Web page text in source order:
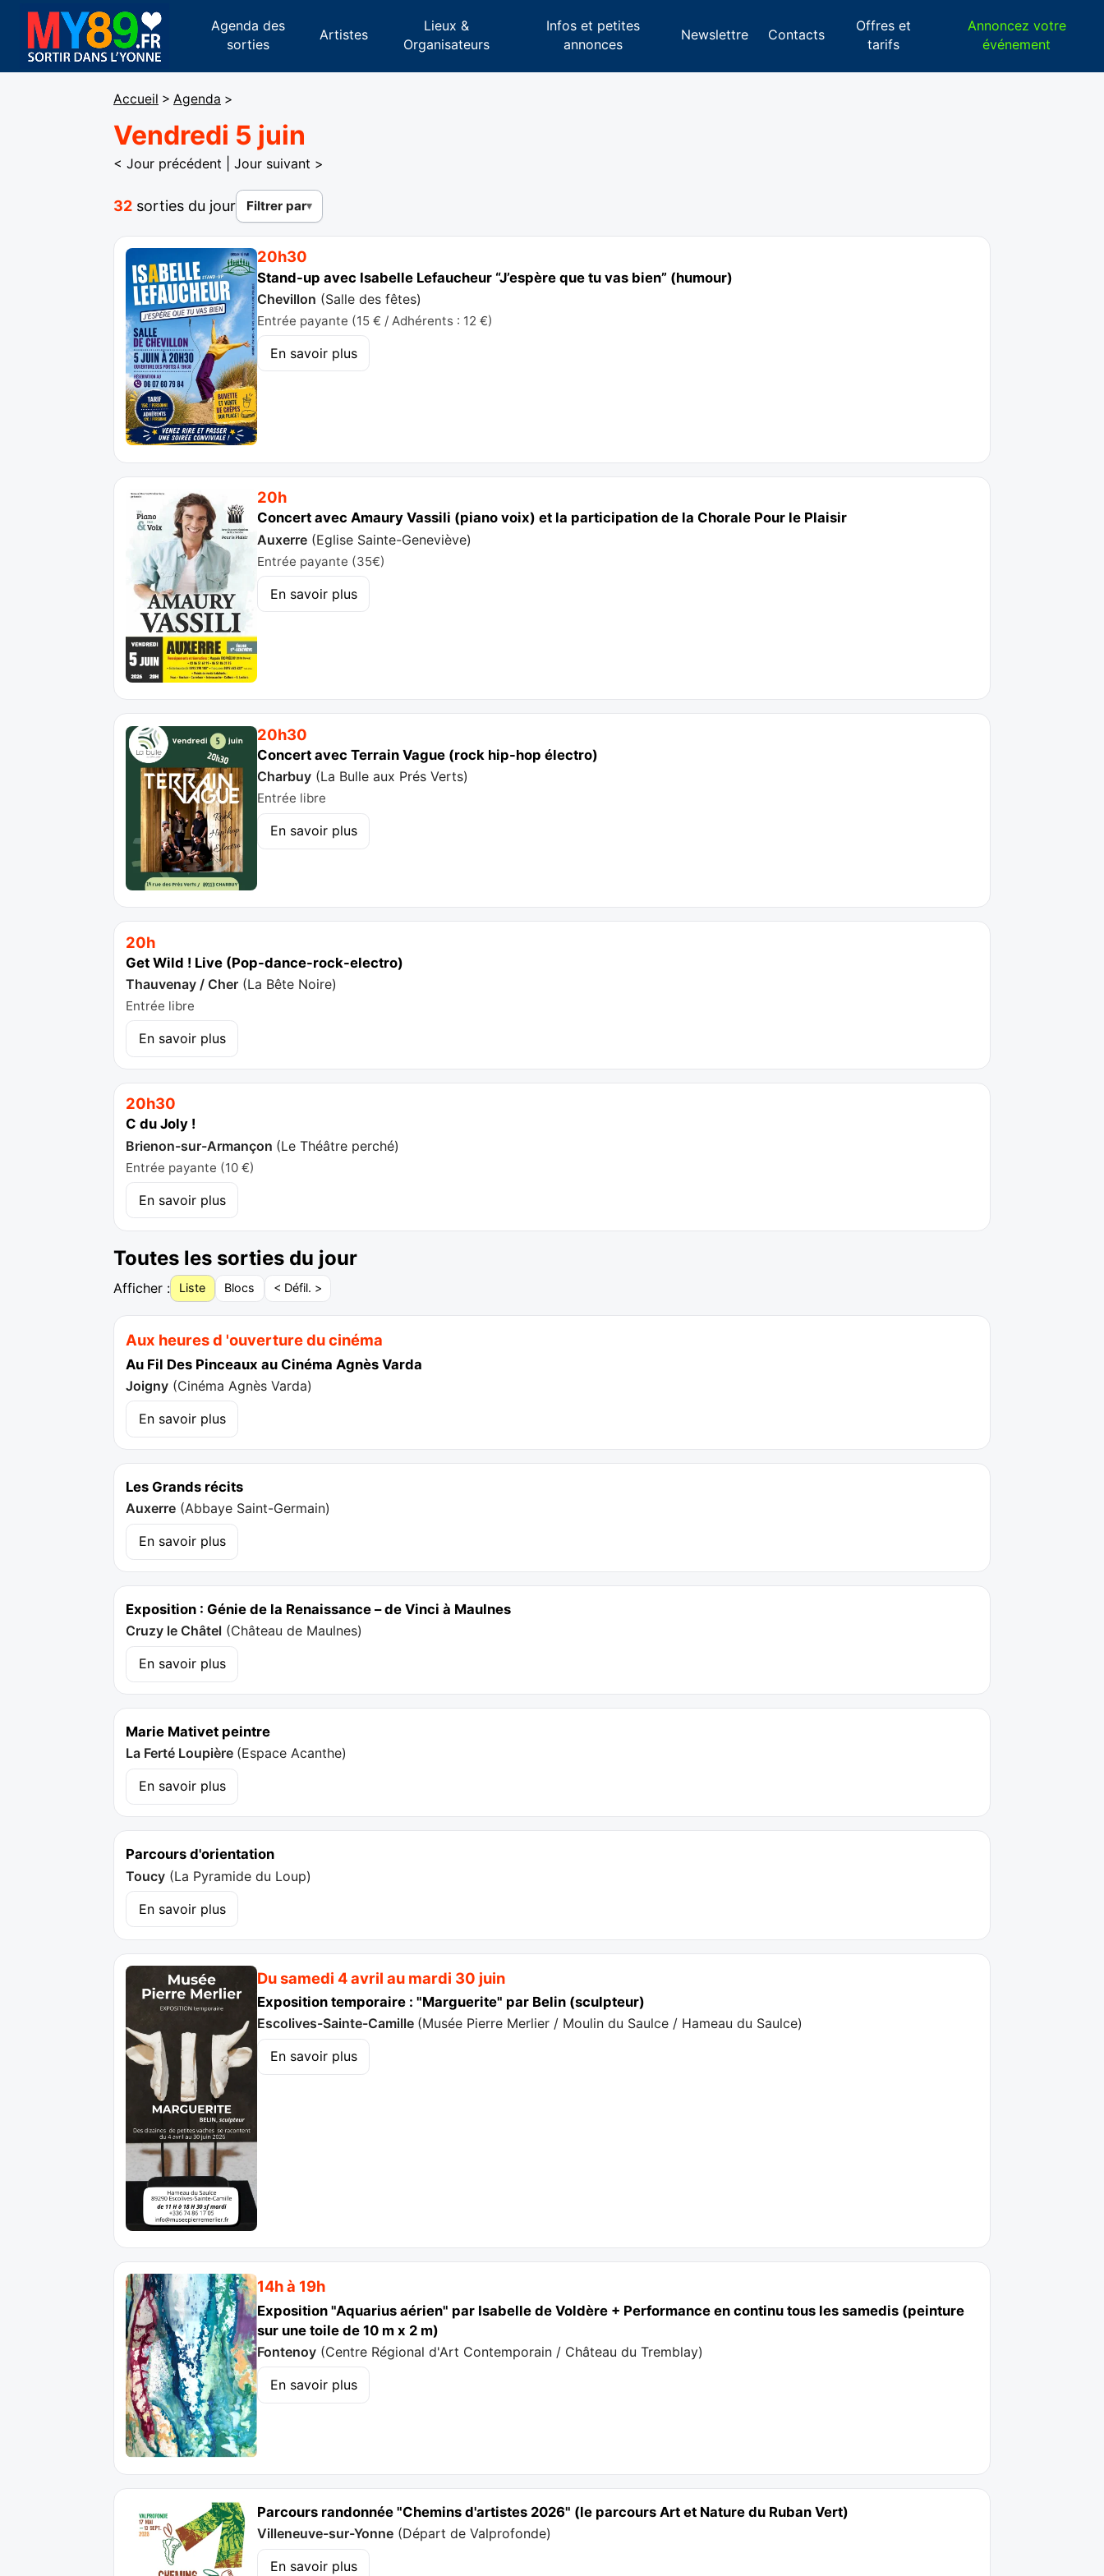
Agenda des
sorties
Artistes
Lieux &
Organisateurs
Infos et petites
annonces
Newslettre Contacts
Offres et
tarifs
Annoncez votre
événement
Accueil > Agenda >
Vendredi 5 juin
< Jour précédent Jour suivant >
32 sorties du jour Filtrer par
20h30
Stand-up avec Isabelle Lefaucheur “J’espère que tu vas bien” (humour)
Chevillon (Salle des fêtes)
Entrée payante (15 € / Adhérents : 12 €)
En savoir plus
20h
Concert avec Amaury Vassili (piano voix) et la participation de la Chorale Pour le Plaisir
Auxerre (Eglise Sainte-Geneviève)
Entrée payante (35€)
En savoir plus
20h30
Concert avec Terrain Vague (rock hip-hop électro)
Charbuy (La Bulle aux Prés Verts)
Entrée libre
En savoir plus
20h
Get Wild ! Live (Pop-dance-rock-electro)
Thauvenay / Cher (La Bête Noire)
Entrée libre
En savoir plus
20h30
C du Joly !
Brienon-sur-Armançon (Le Théâtre perché)
Entrée payante (10 €)
En savoir plus
Toutes les sorties du jour
Afficher : Liste Blocs < Défil. >
Aux heures d 'ouverture du cinéma
Au Fil Des Pinceaux au Cinéma Agnès Varda
Joigny (Cinéma Agnès Varda)
En savoir plus
Les Grands récits
Auxerre (Abbaye Saint-Germain)
En savoir plus
Exposition : Génie de la Renaissance – de Vinci à Maulnes
Cruzy le Châtel (Château de Maulnes)
En savoir plus
Marie Mativet peintre
La Ferté Loupière (Espace Acanthe)
En savoir plus
Parcours d'orientation
Toucy (La Pyramide du Loup)
En savoir plus
Du samedi 4 avril au mardi 30 juin
Exposition temporaire : "Marguerite" par Belin (sculpteur)
Escolives-Sainte-Camille (Musée Pierre Merlier / Moulin du Saulce / Hameau du Saulce)
En savoir plus
14h à 19h
Exposition "Aquarius aérien" par Isabelle de Voldère + Performance en continu tous les samedis (peinture
sur une toile de 10 m x 2 m)
Fontenoy (Centre Régional d'Art Contemporain / Château du Tremblay)
En savoir plus
Parcours randonnée "Chemins d'artistes 2026" (le parcours Art et Nature du Ruban Vert)
Villeneuve-sur-Yonne (Départ de Valprofonde)
En savoir plus